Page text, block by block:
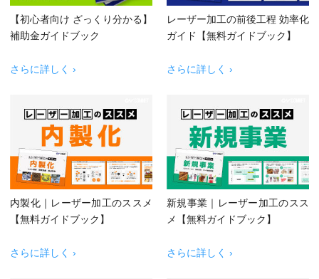
【初心者向け ざっくり分かる】
補助金ガイドブック
さらに詳しく ›
レーザー加工の前後工程 効率化
ガイド【無料ガイドブック】
さらに詳しく ›
内製化｜レーザー加工のススメ
【無料ガイドブック】
さらに詳しく ›
新規事業｜レーザー加工のスス
メ【無料ガイドブック】
さらに詳しく ›